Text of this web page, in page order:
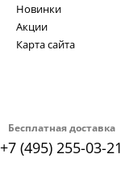
Бесплатная доставка
+7 (495) 255-03-21
Новинки
Акции
Карта сайта